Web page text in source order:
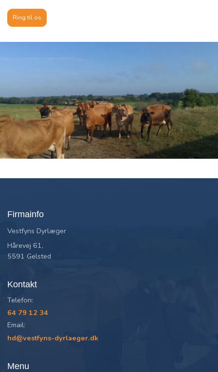
Ring til os
Firmainfo
Vestfyns Dyrlæger
Hårevej 61,
5591 Gelsted
Kontakt
Telefon:
64 79 12 34
Email:
hd@vestfyns-dyrlaeger.dk
Menu